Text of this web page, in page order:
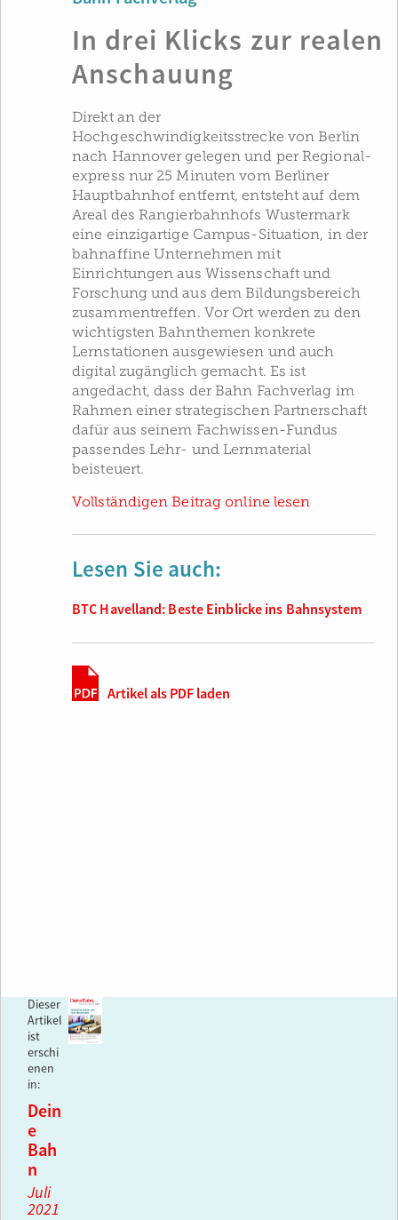
In drei Klicks zur realen
Anschauung
Direkt an der
Hochgeschwindigkeitsstrecke von Berlin
nach Hannover gelegen und per Regional­
express nur 25 Minuten vom Berliner
Hauptbahnhof entfernt, entsteht auf dem
Areal des Rangierbahnhofs Wustermark
eine einzigartige Campus-Situation, in der
bahnaffine Unternehmen mit
Einrichtungen aus Wissenschaft und
Forschung und aus dem Bildungsbereich
zusammentreffen. Vor Ort werden zu den
wichtigsten Bahnthemen konkrete
Lernstationen ausgewiesen und auch
digital zugänglich gemacht. Es ist
angedacht, dass der Bahn Fachverlag im
Rahmen einer strategischen Partnerschaft
dafür aus seinem Fachwissen-Fundus
passendes Lehr- und Lernmaterial
beisteuert.
Vollständigen Beitrag online lesen
Lesen Sie auch:
BTC Havelland: Beste Einblicke ins Bahnsystem
Artikel als PDF laden
Dieser
Artikel
ist
erschi
enen
in:
Dein
e
Bah
n
Juli
2021